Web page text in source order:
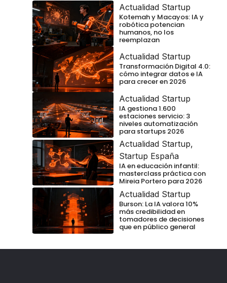
Actualidad Startup
Kotemah y Macayos: IA y
robótica potencian
humanos, no los
reemplazan
Actualidad Startup
Transformación Digital 4.0:
cómo integrar datos e IA
para crecer en 2026
Actualidad Startup
IA gestiona 1.600
estaciones servicio: 3
niveles automatización
para startups 2026
Actualidad Startup,
Startup España
IA en educación infantil:
masterclass práctica con
Mireia Portero para 2026
Actualidad Startup
Burson: La IA valora 10%
más credibilidad en
tomadores de decisiones
que en público general